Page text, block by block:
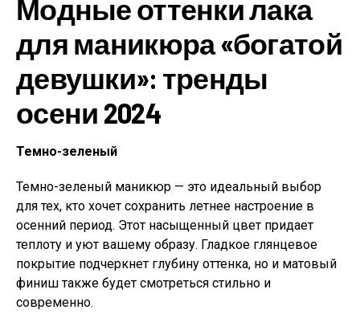
Модные оттенки лака
для маникюра «богатой
девушки»: тренды
осени 2024
Темно-зеленый
Темно-зеленый маникюр — это идеальный выбор
для тех, кто хочет сохранить летнее настроение в
осенний период. Этот насыщенный цвет придает
теплоту и уют вашему образу. Гладкое глянцевое
покрытие подчеркнет глубину оттенка, но и матовый
финиш также будет смотреться стильно и
современно.